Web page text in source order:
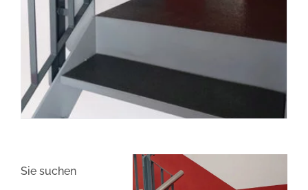
Sie suchen